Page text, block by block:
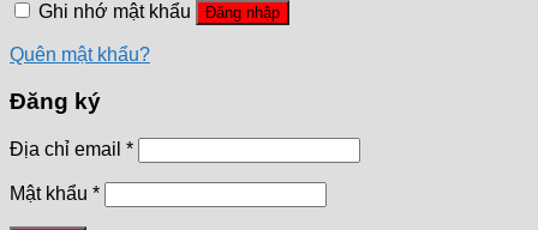
Ghi nhớ mật khẩu Đăng nhập
Quên mật khẩu?
Đăng ký
Địa chỉ email *
Mật khẩu *